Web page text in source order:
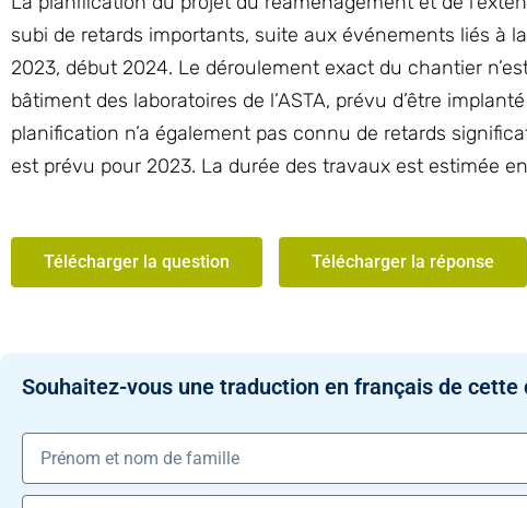
subi de retards importants, suite aux événements liés à
2023, début 2024. Le déroulement exact du chantier
bâtiment des laboratoires de l’ASTA, prévu d’être
planification n’a également pas connu de retards
est prévu pour 2023. La durée des travaux est estimée
Télécharger la question Télécharger la réponse
Souhaitez-vous une traduction en français de